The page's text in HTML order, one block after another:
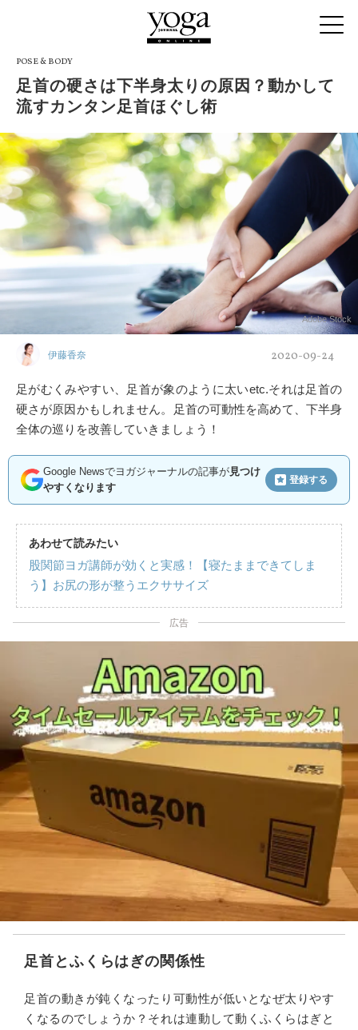
POSE & BODY
足首の硬さは下半身太りの原因？動かして
流すカンタン足首ほぐし術
Adobe Stock
伊藤香奈 2020-09-24
足がむくみやすい、足首が象のように太いetc.それは足首の
硬さが原因かもしれません。足首の可動性を高めて、下半身
全体の巡りを改善していきましょう！
Google Newsでヨガジャーナルの記事が見つけ
やすくなります
登録する
あわせて読みたい
股関節ヨガ講師が効くと実感！【寝たままできてしま
う】お尻の形が整うエクササイズ
広告
足首とふくらはぎの関係性
足首の動きが鈍くなったり可動性が低いとなぜ太りやす
くなるのでしょうか？それは連動して動くふくらはぎと